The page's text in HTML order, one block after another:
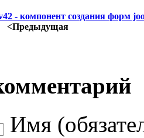
- компонент создания форм
<Предыдущая
Имя